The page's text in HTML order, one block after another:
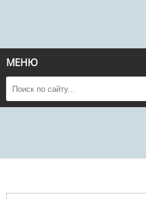
МЕНЮ